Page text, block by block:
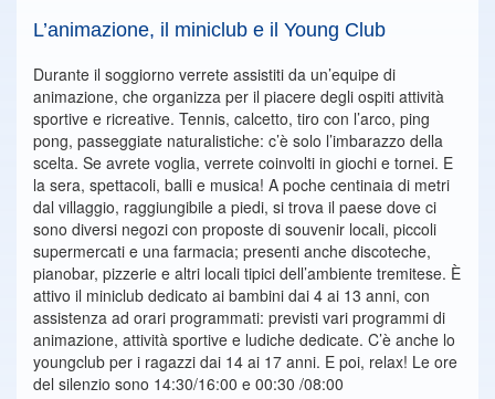
L’animazione, il miniclub e il Young Club
Durante il soggiorno verrete assistiti da un’equipe di
animazione, che organizza per il piacere degli ospiti attività
sportive e ricreative. Tennis, calcetto, tiro con l’arco, ping
pong, passeggiate naturalistiche: c’è solo l’imbarazzo della
scelta. Se avrete voglia, verrete coinvolti in giochi e tornei. E
la sera, spettacoli, balli e musica! A poche centinaia di metri
dal villaggio, raggiungibile a piedi, si trova il paese dove ci
sono diversi negozi con proposte di souvenir locali, piccoli
supermercati e una farmacia; presenti anche discoteche,
pianobar, pizzerie e altri locali tipici dell’ambiente tremitese. È
attivo il miniclub dedicato ai bambini dai 4 ai 13 anni, con
assistenza ad orari programmati: previsti vari programmi di
animazione, attività sportive e ludiche dedicate. C’è anche lo
youngclub per i ragazzi dai 14 ai 17 anni. E poi, relax! Le ore
del silenzio sono 14:30/16:00 e 00:30 /08:00